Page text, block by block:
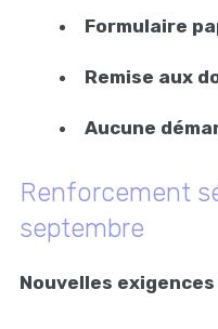
Formulaire
Remise aux
Aucune
Renforcement
septembre
Nouvelles exigences